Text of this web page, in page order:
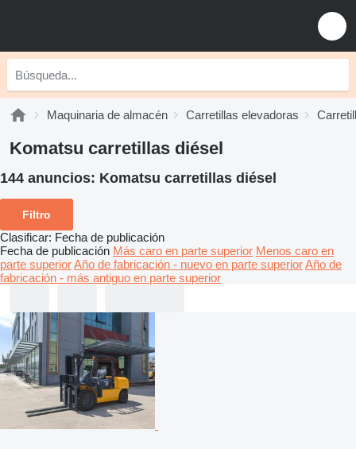
Maquinaria de almacén Carretillas elevadoras
Komatsu carretillas diésel
144 anuncios: Komatsu carretillas diésel
Filtro
Clasificar: Fecha de publicación
Fecha de publicación Más caro en parte superior Menos caro en
parte superiorAño de fabricación - nuevo en parte superiorAño de
fabricación - más antiguo en parte superior